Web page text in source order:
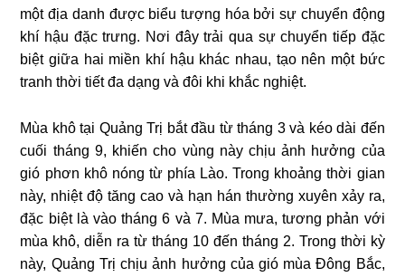
một địa danh được biểu tượng hóa bởi sự chuyển động
khí hậu đặc trưng. Nơi đây trải qua sự chuyển tiếp đặc
biệt giữa hai miền khí hậu khác nhau, tạo nên một bức
tranh thời tiết đa dạng và đôi khi khắc nghiệt.
Mùa khô tại Quảng Trị bắt đầu từ tháng 3 và kéo dài đến
cuối tháng 9, khiến cho vùng này chịu ảnh hưởng của
gió phơn khô nóng từ phía Lào. Trong khoảng thời gian
này, nhiệt độ tăng cao và hạn hán thường xuyên xảy ra,
đặc biệt là vào tháng 6 và 7. Mùa mưa, tương phản với
mùa khô, diễn ra từ tháng 10 đến tháng 2. Trong thời kỳ
này, Quảng Trị chịu ảnh hưởng của gió mùa Đông Bắc,